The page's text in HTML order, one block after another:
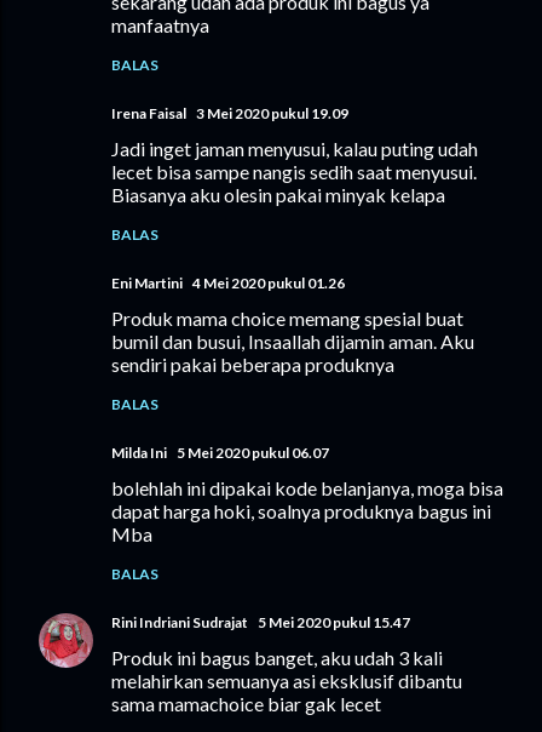
manfaatnya
BALAS
Irena Faisal 3 Mei 2020 pukul 19.09
Jadi inget jaman menyusui, kalau puting udah
lecet bisa sampe nangis sedih saat menyusui.
Biasanya aku olesin pakai minyak kelapa
BALAS
Eni Martini 4 Mei 2020 pukul 01.26
Produk mama choice memang spesial buat
bumil dan busui, Insaallah dijamin aman. Aku
sendiri pakai beberapa produknya
BALAS
Milda Ini 5 Mei 2020 pukul 06.07
bolehlah ini dipakai kode belanjanya, moga bisa
dapat harga hoki, soalnya produknya bagus ini
Mba
BALAS
Rini Indriani Sudrajat 5 Mei 2020 pukul 15.47
Produk ini bagus banget, aku udah 3 kali
melahirkan semuanya asi eksklusif dibantu
sama mamachoice biar gak lecet